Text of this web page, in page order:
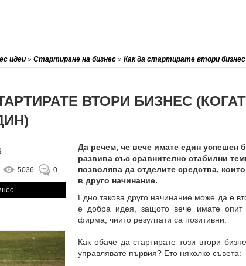
идеи » Стартиране на бизнес » Как да стартирате втори
ВТОРИ БИЗНЕС
5036 0
Да речем, че вече имате един успешен
развива със сравнително стабилни
позволява да отделите средства,
в друго начинание.
Едно такова друго начинание може да е
е добра идея, защото вече имате опит
фирма, чиито резултати са позитивни.
Как обаче да стартирате този втори
управлявате първия? Ето няколко съвета: